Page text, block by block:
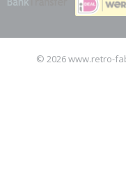
© 2026 www.retro-